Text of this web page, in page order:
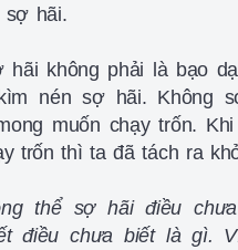
sợ hãi.
hãi không phải là bạo
nén sợ hãi. Không
muốn chạy trốn.
trốn thì ta đã tách ra
thể sợ hãi điều
điều chưa biết là gì.